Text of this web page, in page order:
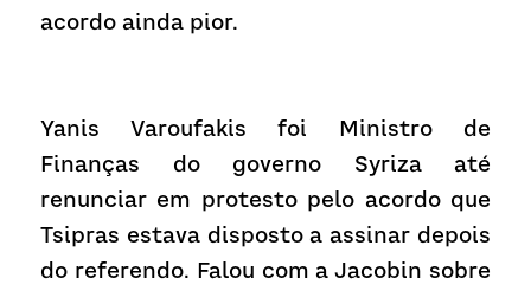
acordo ainda pior.
Yanis Varoufakis foi Ministro de
Finanças do governo Syriza até
renunciar em protesto pelo acordo que
Tsipras estava disposto a assinar depois
do referendo. Falou com a Jacobin sobre